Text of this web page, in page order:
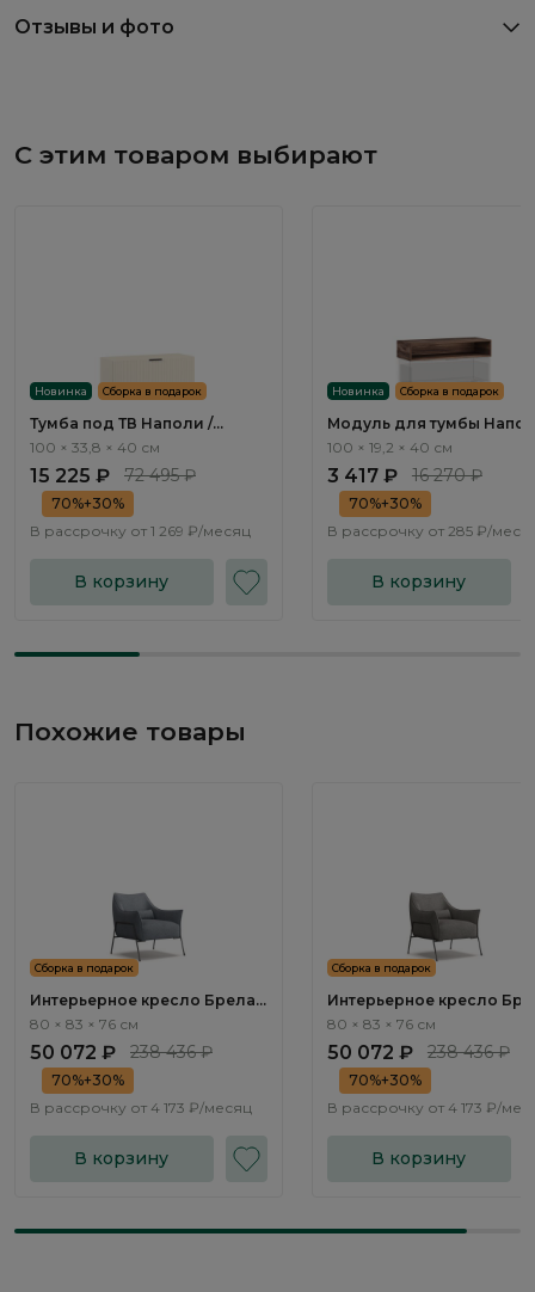
Отзывы и фото
С этим товаром выбирают
Новинка Сборка в подарок
Тумба под ТВ Наполи /
Napoli NP403.2
100 × 33,8 × 40 см
15 225 ₽ 72 495 ₽
70%+30%
В рассрочку от 1 269 ₽/месяц
В корзину
Новинка Сборка в подарок
Модуль для тумбы
Napoli NP413.2
100 × 19,2 × 40 см
3 417 ₽ 16 270 ₽
70%+30%
В рассрочку от 285 ₽/
В корзину
Похожие товары
Сборка в подарок
Интерьерное кресло Брела /
Brela ММ109.1
80 × 83 × 76 см
50 072 ₽ 238 436 ₽
70%+30%
В рассрочку от 4 173 ₽/месяц
В корзину
Сборка в подарок
Интерьерное кресло
Brela ММ109.2
80 × 83 × 76 см
50 072 ₽ 238 436 ₽
70%+30%
В рассрочку от 4 173 ₽/
В корзину